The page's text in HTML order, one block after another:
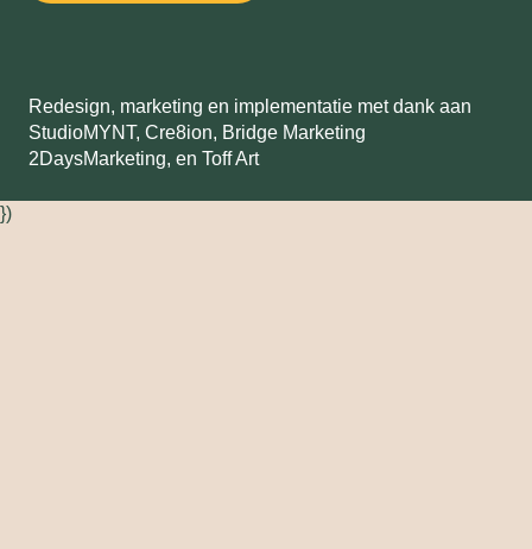
Redesign, marketing en implementatie met dank aan
StudioMYNT, Cre8ion, Bridge Marketing
2DaysMarketing, en Toff Art
})